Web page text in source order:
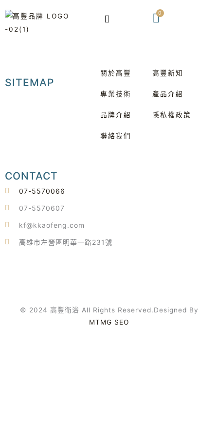
至
主
0
購
SITEMAP
關於高豐
專業技術
品牌介紹
聯絡我們
高豐新知
產品介紹
隱私權政策
CONTACT
07-5570066
07-5570607
kf@kkaofeng.com
高雄市左營區明華一路231號
© 2024 高豐衛浴 All Rights Reserved.Designed By
MTMG SEO